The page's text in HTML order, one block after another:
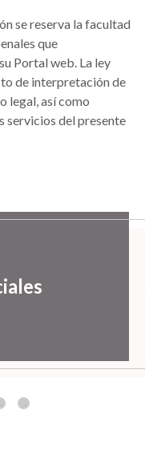
se reserva la facultad
que
Portal web. La ley
de interpretación de
legal, así como
servicios del presente